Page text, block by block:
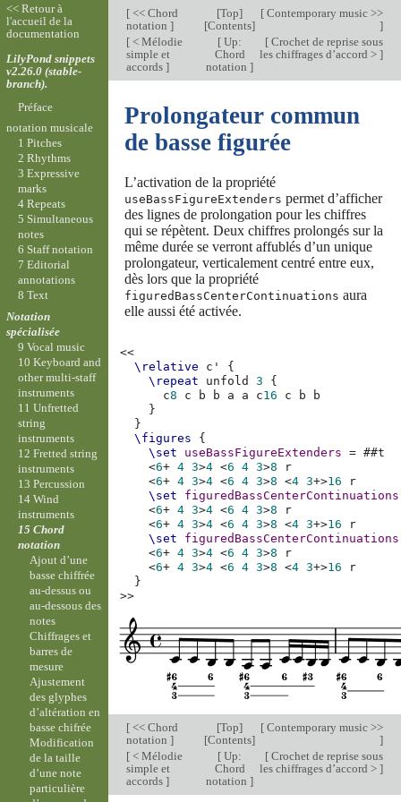
[<< Chord
notation ]
[Top]
[Contents]
[Contemporary music >>
]
[< Mélodie
simple et
accords ]
[ Up:
Chord
notation]
[Crochet de reprise sous
les chiffrages d’accord > ]
Prolongateur commun
de basse figurée
L’activation de la propriété
useBassFigureExtenders permet d’afficher
des lignes de prolongation pour les chiffres
qui se répètent. Deux chiffres prolongés sur la
même durée se verront affublés d’un unique
prolongateur, verticalement centré entre eux,
dès lors que la propriété
figuredBassCenterContinuations aura
elle aussi été activée.
<<
\relative
c'
{
\repeat
unfold 3
{
c8 c b b a a c16 c b
b
}
}
\figures
{
\set
useBassFigureExtenders = ##t
<6+ 4 3>4 <6 4 3>8
r
<6+ 4 3>4 <6 4 3>8 <4 3+>16
r
\set
figuredBassCenterContinuations
<6+ 4 3>4 <6 4 3>8
r
<6+ 4 3>4 <6 4 3>8 <4 3+>16
r
\set
figuredBassCenterContinuations
<6+ 4 3>4 <6 4 3>8
r
<6+ 4 3>4 <6 4 3>8 <4 3+>16
r
}
>>
[<< Chord
notation ]
[Top]
[Contents]
[Contemporary music >>
]
[< Mélodie
simple et
accords ]
[ Up:
Chord
notation]
[Crochet de reprise sous
les chiffrages d’accord > ]
<< Retour à
l'accueil de la
documentation
LilyPond snippets
v2.26.0 (stable-
branch).
Préface
notation musicale
1 Pitches
2 Rhythms
3 Expressive
marks
4 Repeats
5 Simultaneous
notes
6 Staff notation
7 Editorial
annotations
8 Text
Notation
spécialisée
9 Vocal music
10 Keyboard and
other multi-staff
instruments
11 Unfretted
string
instruments
12 Fretted string
instruments
13 Percussion
14 Wind
instruments
15 Chord
notation
Ajout d’une
basse chiffrée
au-dessus ou
au-dessous des
notes
Chiffrages et
barres de
mesure
Ajustement
des glyphes
d’altération en
basse chifrée
Modification
de la taille
d’une note
particulière